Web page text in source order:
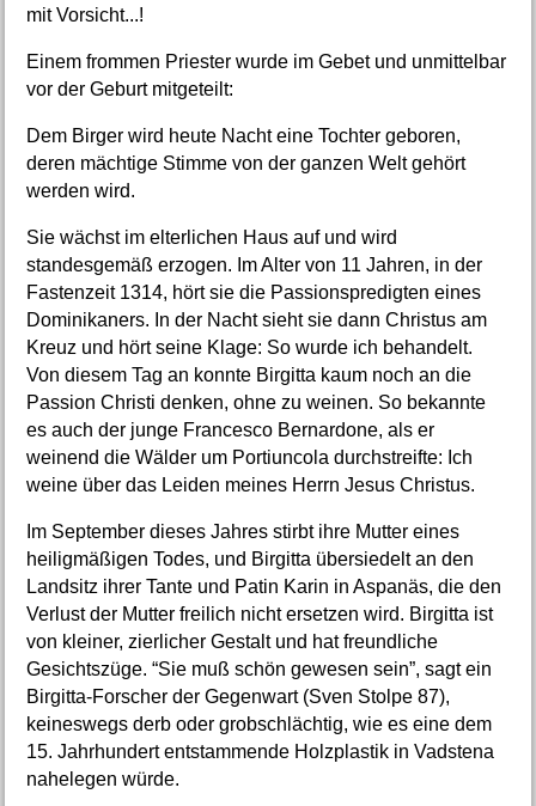
mit Vorsicht...!
Einem frommen Priester wurde im Gebet und unmittelbar
vor der Geburt mitgeteilt:
Dem Birger wird heute Nacht eine Tochter geboren,
deren mächtige Stimme von der ganzen Welt gehört
werden wird.
Sie wächst im elterlichen Haus auf und wird
standesgemäß erzogen. Im Alter von 11 Jahren, in der
Fastenzeit 1314, hört sie die Passionspredigten eines
Dominikaners. In der Nacht sieht sie dann Christus am
Kreuz und hört seine Klage: So wurde ich behandelt.
Von diesem Tag an konnte Birgitta kaum noch an die
Passion Christi denken, ohne zu weinen. So bekannte
es auch der junge Francesco Bernardone, als er
weinend die Wälder um Portiuncola durchstreifte: Ich
weine über das Leiden meines Herrn Jesus Christus.
Im September dieses Jahres stirbt ihre Mutter eines
heiligmäßigen Todes, und Birgitta übersiedelt an den
Landsitz ihrer Tante und Patin Karin in Aspanäs, die den
Verlust der Mutter freilich nicht ersetzen wird. Birgitta ist
von kleiner, zierlicher Gestalt und hat freundliche
Gesichtszüge. “Sie muß schön gewesen sein”, sagt ein
Birgitta-Forscher der Gegenwart (Sven Stolpe 87),
keineswegs derb oder grobschlächtig, wie es eine dem
15. Jahrhundert entstammende Holzplastik in Vadstena
nahelegen würde.